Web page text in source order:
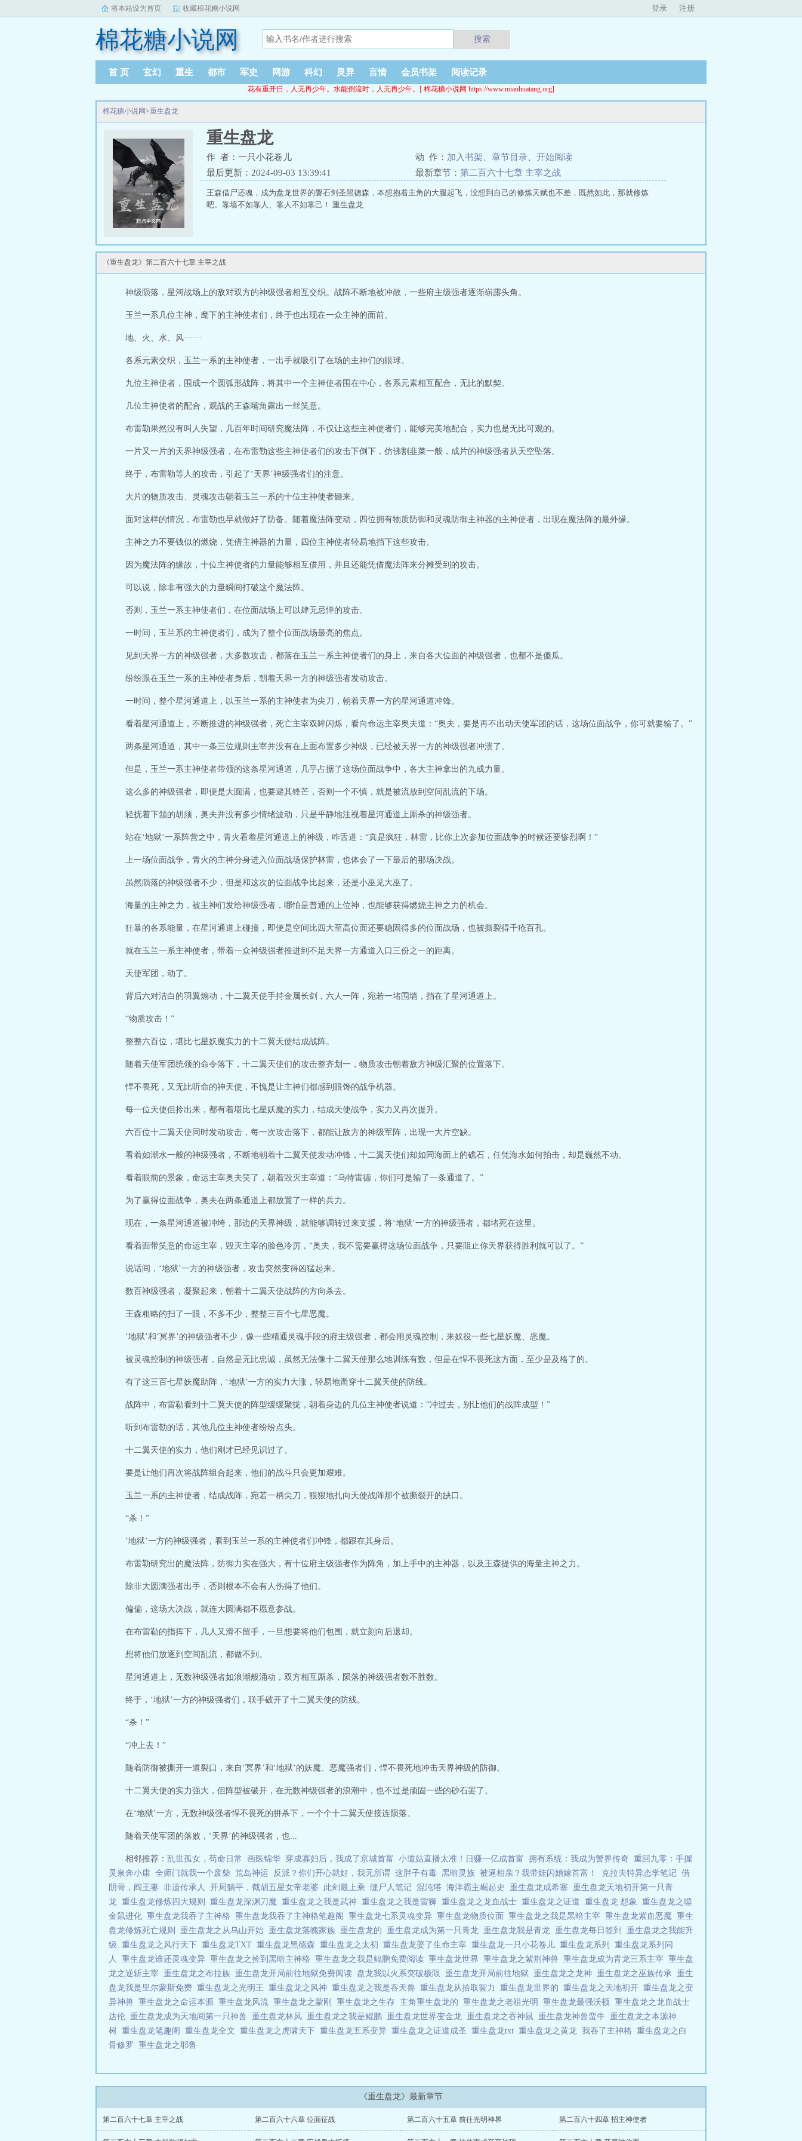
将本站设为首页 收藏棉花糖小说网 登录 注册
棉花糖小说网 搜索
首 页 玄幻 重生 都市 军史 网游 科幻 灵异 言情 会员书架 阅读记录
花有重开日，人无再少年。水能倒流时，人无再少年。[ 棉花糖小说网 https://www.mianhuatang.org]
棉花糖小说网>重生盘龙
重生盘龙
作 者：一只小花卷儿 动 作： 加入书架 章节目录
开始阅读
最后更新：2024-09-03 13:39:41
最新章节： 第二百六十七章 主宰之战
王森借尸还魂，成为盘龙世界的磐石剑圣黑德森，本想抱着主角的大腿起飞，没想到自己的修炼天赋也不差，既然如此，那就修炼
吧。靠墙不如靠人、靠人不如靠己！ 重生盘龙
《重生盘龙》第二百六十七章 主宰之战
神级陨落，星河战场上的敌对双方的神级强者相互交织。战阵不断地被冲散，一些府主级强者逐渐崭露头角。
玉兰一系几位主神，麾下的主神使者们，终于也出现在一众主神的面前。
地、火、水、风······
各系元素交织，玉兰一系的主神使者，一出手就吸引了在场的主神们的眼球。
九位主神使者，围成一个圆弧形战阵，将其中一个主神使者围在中心，各系元素相互配合，无比的默契。
几位主神使者的配合，观战的王森嘴角露出一丝笑意。
布雷勒果然没有叫人失望，几百年时间研究魔法阵，不仅让这些主神使者们，能够完美地配合，实力也是无比可观的。
一片又一片的天界神级强者，在布雷勒这些主神使者们的攻击下倒下，仿佛割韭菜一般，成片的神级强者从天空坠落。
终于，布雷勒等人的攻击，引起了‘天界’神级强者们的注意。
大片的物质攻击、灵魂攻击朝着玉兰一系的十位主神使者砸来。
面对这样的情况，布雷勒也早就做好了防备。随着魔法阵变动，四位拥有物质防御和灵魂防御主神器的主神使者，出现在魔法阵的最外缘。
主神之力不要钱似的燃烧，凭借主神器的力量，四位主神使者轻易地挡下这些攻击。
因为魔法阵的缘故，十位主神使者的力量能够相互借用，并且还能凭借魔法阵来分摊受到的攻击。
可以说，除非有强大的力量瞬间打破这个魔法阵。
否则，玉兰一系主神使者们，在位面战场上可以肆无忌惮的攻击。
一时间，玉兰系的主神使者们，成为了整个位面战场最亮的焦点。
见到天界一方的神级强者，大多数攻击，都落在玉兰一系主神使者们的身上，来自各大位面的神级强者，也都不是傻瓜。
纷纷跟在玉兰一系的主神使者身后，朝着天界一方的神级强者发动攻击。
一时间，整个星河通道上，以玉兰一系的主神使者为尖刀，朝着天界一方的星河通道冲锋。
看着星河通道上，不断推进的神级强者，死亡主宰双眸闪烁，看向命运主宰奥夫道：“奥夫，要是再不出动天使军团的话，这场位面战争，你可就要输了。”
两条星河通道，其中一条三位规则主宰并没有在上面布置多少神级，已经被天界一方的神级强者冲溃了。
但是，玉兰一系主神使者带领的这条星河通道，几乎占据了这场位面战争中，各大主神拿出的九成力量。
这么多的神级强者，即便是大圆满，也要避其锋芒，否则一个不慎，就是被流放到空间乱流的下场。
轻抚着下颔的胡须，奥夫并没有多少情绪波动，只是平静地注视着星河通道上厮杀的神级强者。
站在‘地狱’一系阵营之中，青火看着星河通道上的神级，咋舌道：“真是疯狂，林雷，比你上次参加位面战争的时候还要惨烈啊！”
上一场位面战争，青火的主神分身进入位面战场保护林雷，也体会了一下最后的那场决战。
虽然陨落的神级强者不少，但是和这次的位面战争比起来，还是小巫见大巫了。
海量的主神之力，被主神们发给神级强者，哪怕是普通的上位神，也能够获得燃烧主神之力的机会。
狂暴的各系能量，在星河通道上碰撞，即便是空间比四大至高位面还要稳固得多的位面战场，也被撕裂得千疮百孔。
就在玉兰一系主神使者，带着一众神级强者推进到不足天界一方通道入口三份之一的距离。
天使军团，动了。
背后六对洁白的羽翼煽动，十二翼天使手持金属长剑，六人一阵，宛若一堵围墙，挡在了星河通道上。
“物质攻击！”
整整六百位，堪比七星妖魔实力的十二翼天使结成战阵。
随着天使军团统领的命令落下，十二翼天使们的攻击整齐划一，物质攻击朝着敌方神级汇聚的位置落下。
悍不畏死，又无比听命的神天使，不愧是让主神们都感到眼馋的战争机器。
每一位天使但拎出来，都有着堪比七星妖魔的实力，结成天使战争，实力又再次提升。
六百位十二翼天使同时发动攻击，每一次攻击落下，都能让敌方的神级军阵，出现一大片空缺。
看着如潮水一般的神级强者，不断地朝着十二翼天使发动冲锋，十二翼天使们却如同海面上的礁石，任凭海水如何拍击，却是巍然不动。
看着眼前的景象，命运主宰奥夫笑了，朝着毁灭主宰道：“乌特雷德，你们可是输了一条通道了。”
为了赢得位面战争，奥夫在两条通道上都放置了一样的兵力。
现在，一条星河通道被冲垮，那边的天界神级，就能够调转过来支援，将‘地狱’一方的神级强者，都堵死在这里。
看着面带笑意的命运主宰，毁灭主宰的脸色冷厉，“奥夫，我不需要赢得这场位面战争，只要阻止你天界获得胜利就可以了。”
说话间，‘地狱’一方的神级强者，攻击突然变得凶猛起来。
数百神级强者，凝聚起来，朝着十二翼天使战阵的方向杀去。
王森粗略的扫了一眼，不多不少，整整三百个七星恶魔。
‘地狱’和‘冥界’的神级强者不少，像一些精通灵魂手段的府主级强者，都会用灵魂控制，来奴役一些七星妖魔、恶魔。
被灵魂控制的神级强者，自然是无比忠诚，虽然无法像十二翼天使那么地训练有数，但是在悍不畏死这方面，至少是及格了的。
有了这三百七星妖魔助阵，‘地狱’一方的实力大涨，轻易地凿穿十二翼天使的防线。
战阵中，布雷勒看到十二翼天使的阵型缓缓聚拢，朝着身边的几位主神使者说道：“冲过去，别让他们的战阵成型！”
听到布雷勒的话，其他几位主神使者纷纷点头。
十二翼天使的实力，他们刚才已经见识过了。
要是让他们再次将战阵组合起来，他们的战斗只会更加艰难。
玉兰一系的主神使者，结成战阵，宛若一柄尖刀，狠狠地扎向天使战阵那个被撕裂开的缺口。
“杀！”
‘地狱’一方的神级强者，看到玉兰一系的主神使者们冲锋，都跟在其身后。
布雷勒研究出的魔法阵，防御力实在强大，有十位府主级强者作为阵角，加上手中的主神器，以及王森提供的海量主神之力。
除非大圆满强者出手，否则根本不会有人伤得了他们。
偏偏，这场大决战，就连大圆满都不愿意参战。
在布雷勒的指挥下，几人又滑不留手，一旦想要将他们包围，就立刻向后退却。
想将他们放逐到空间乱流，都做不到。
星河通道上，无数神级强者如浪潮般涌动，双方相互厮杀，陨落的神级强者数不胜数。
终于，‘地狱’一方的神级强者们，联手破开了十二翼天使的防线。
“杀！”
“冲上去！”
随着防御被撕开一道裂口，来自‘冥界’和‘地狱’的妖魔、恶魔强者们，悍不畏死地冲击天界神级的防御。
十二翼天使的实力强大，但阵型被破开，在无数神级强者的浪潮中，也不过是顽固一些的砂石罢了。
在‘地狱’一方，无数神级强者悍不畏死的拼杀下，一个个十二翼天使接连陨落。
随着天使军团的落败，‘天界’的神级强者，也...
相邻推荐： 乱世孤女，苟命日常 画医锦华 穿成寡妇后，我成了京城首富 小道姑直播太准！日赚一亿成首富 拥有系统：我成为警界传奇 重回九零：手握
灵泉奔小康 全师门就我一个废柴 荒岛神运 反派？你们开心就好，我无所谓 这胖子有毒 黑暗灵族 被逼相亲？我带娃闪婚嫁首富！ 克拉夫特异态学笔记 借
阴骨，阎王妻 非遗传承人 开局躺平，截胡五星女帝老婆 此剑最上乘 缝尸人笔记 混沌塔 海洋霸主崛起史 重生盘龙成希塞 重生盘龙天地初开第一只青
龙 重生盘龙修炼四大规则 重生盘龙深渊刀魔 重生盘龙之我是武神 重生盘龙之我是雷狮 重生盘龙之龙血战士 重生盘龙之证道 重生盘龙 想象 重生盘龙之噬
金鼠进化 重生盘龙我吞了主神格 重生盘龙我吞了主神格笔趣阁 重生盘龙七系灵魂变异 重生盘龙物质位面 重生盘龙之我是黑暗主宰 重生盘龙紫血恶魔 重生
盘龙修炼死亡规则 重生盘龙之从乌山开始 重生盘龙落魄家族 重生盘龙的 重生盘龙成为第一只青龙 重生盘龙我是青龙 重生盘龙每日签到 重生盘龙之我能升
级 重生盘龙之风行天下 重生盘龙TXT 重生盘龙黑德森 重生盘龙之太初 重生盘龙娶了生命主宰 重生盘龙一只小花卷儿 重生盘龙系列 重生盘龙系列同
人 重生盘龙谁还灵魂变异 重生盘龙之捡到黑暗主神格 重生盘龙之我是鲲鹏免费阅读 重生盘龙世界 重生盘龙之紫荆神兽 重生盘龙成为青龙三系主宰 重生盘
龙之逆斩主宰 重生盘龙之布拉族 重生盘龙开局前往地狱免费阅读 盘龙我以火系突破极限 重生盘龙开局前往地狱 重生盘龙之龙神 重生盘龙之巫族传承 重生
盘龙我是里尔蒙斯免费 重生盘龙之光明王 重生盘龙之风神 重生盘龙之我是吞天兽 重生盘龙从拾取智力 重生盘龙世界的 重生盘龙之天地初开 重生盘龙之变
异神兽 重生盘龙之命运本源 重生盘龙风流 重生盘龙之蒙刚 重生盘龙之生存 主角重生盘龙的 重生盘龙之老祖光明 重生盘龙最强沃顿 重生盘龙之龙血战士
达伦 重生盘龙成为天地间第一只神兽 重生盘龙林风 重生盘龙之我是鲲鹏 重生盘龙世界变金龙 重生盘龙之吞神鼠 重生盘龙神兽蛮牛 重生盘龙之本源神
树 重生盘龙笔趣阁 重生盘龙全文 重生盘龙之虎啸天下 重生盘龙五系变异 重生盘龙之证道成圣 重生盘龙txt 重生盘龙之黄龙 我吞了主神格 重生盘龙之白
骨修罗 重生盘龙之耶鲁
《重生盘龙》最新章节
第二百六十七章 主宰之战 第二百六十六章 位面征战 第二百六十五章 前往光明神界 第二百六十四章 招主神使者